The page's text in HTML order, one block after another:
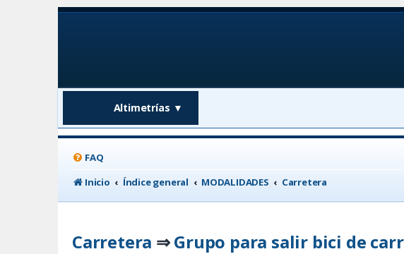
Altimetrías ▼
FAQ
Inicio
Índice general MODALIDADES Carretera
Carretera ⇒ Grupo para salir bici de